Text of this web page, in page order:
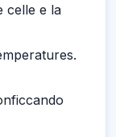
celle e la